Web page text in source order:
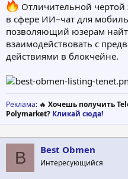
Отличительной чертой
в сфере ИИ–чат для
позволяющий юзерам
взаимодействовать с
действиями в блокчейне.
Реклама: 🔥 Хочешь получить
Polymarket? Кликай сюда!
B Best Obmen
Интересующийся